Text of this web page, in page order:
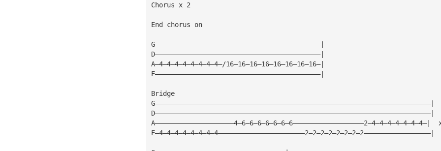
Chorus x 2
End chorus on
G——————————————————————————————————————————|
D——————————————————————————————————————————|
A—4—4—4—4—4—4—4—4—/16—16—16—16—16—16—16—16—|
E——————————————————————————————————————————|
Bridge
G——————————————————————————————————————————————————————————————————————|
D——————————————————————————————————————————————————————————————————————|
A————————————————————4—6—6—6—6—6—6—6——————————————————2—4—4—4—4—4—4—4—|
E—4—4—4—4—4—4—4—4——————————————————————2—2—2—2—2—2—2—2—————————————————|